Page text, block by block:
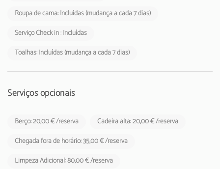
Roupa de cama: Incluídas (mudança a cada 7 dias)
Serviço Check in : Incluídas
Toalhas: Incluídas (mudança a cada 7 dias)
Serviços opcionais
Berço: 20,00 € /reserva
Cadeira alta: 20,00 € /reserva
Chegada fora de horário: 35,00 € /reserva
Limpeza Adicional: 80,00 € /reserva